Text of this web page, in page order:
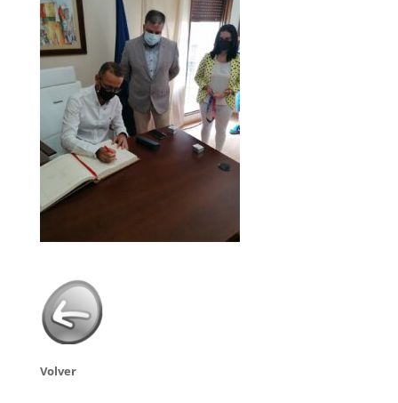
Volver